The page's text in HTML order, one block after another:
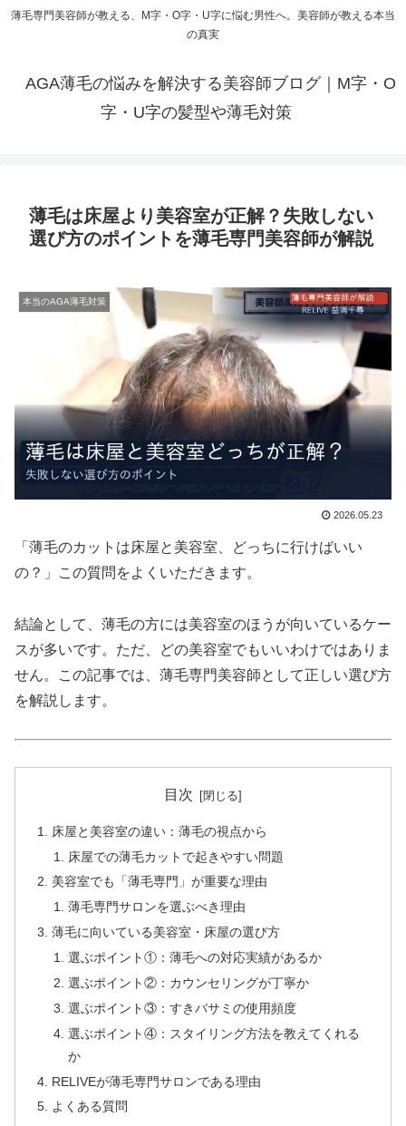
薄毛専門美容師が教える、M字・O字・U字に悩む男性へ。美容師が教える本当
の真実
AGA薄毛の悩みを解決する美容師ブログ｜M字・O
字・U字の髪型や薄毛対策
薄毛は床屋より美容室が正解？失敗しない
選び方のポイントを薄毛専門美容師が解説
本当のAGA薄毛対策
2026.05.23
「薄毛のカットは床屋と美容室、どっちに行けばいい
の？」この質問をよくいただきます。
結論として、薄毛の方には美容室のほうが向いているケー
スが多いです。ただ、どの美容室でもいいわけではありま
せん。この記事では、薄毛専門美容師として正しい選び方
を解説します。
目次
床屋と美容室の違い：薄毛の視点から
床屋での薄毛カットで起きやすい問題
美容室でも「薄毛専門」が重要な理由
薄毛専門サロンを選ぶべき理由
薄毛に向いている美容室・床屋の選び方
選ぶポイント①：薄毛への対応実績があるか
選ぶポイント②：カウンセリングが丁寧か
選ぶポイント③：すきバサミの使用頻度
選ぶポイント④：スタイリング方法を教えてくれる
か
RELIVEが薄毛専門サロンである理由
よくある質問